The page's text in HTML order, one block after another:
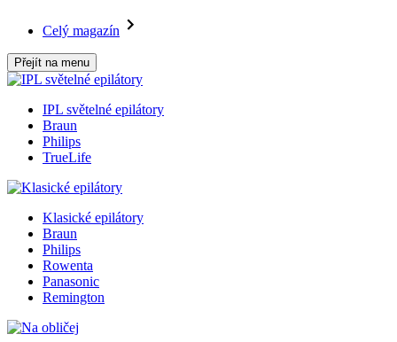
Celý magazín
Přejít na menu
IPL světelné epilátory
Braun
Philips
TrueLife
Klasické epilátory
Braun
Philips
Rowenta
Panasonic
Remington